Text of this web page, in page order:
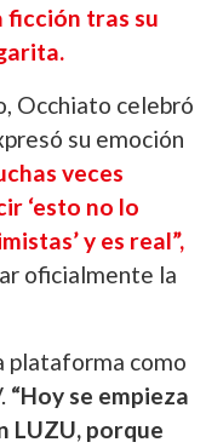
ficción tras su
Occhiato celebró
su emoción
veces
‘esto no lo
y es real”,
oficialmente la
plataforma como
“Hoy se empieza
LUZU, porque